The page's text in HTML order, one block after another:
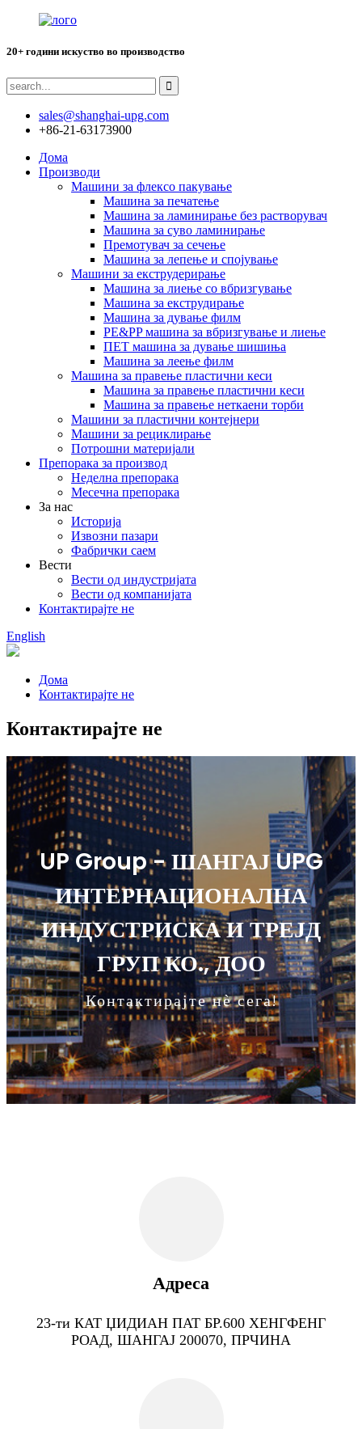
20+ години искуство во производство
sales@shanghai-upg.com
+86-21-63173900
Дома
Производи
Машини за флексо пакување
Машина за печатење
Машина за ламинирање без растворувач
Машина за суво ламинирање
Премотувач за сечење
Машина за лепење и спојување
Машини за екструдерирање
Машина за лиење со вбризгување
Машина за екструдирање
Машина за дување филм
PE&PP машина за вбризгување и лиење
ПЕТ машина за дување шишиња
Машина за леење филм
Машина за правење пластични кеси
Машина за правење пластични кеси
Машина за правење неткаени торби
Машини за пластични контејнери
Машини за рециклирање
Потрошни материјали
Препорака за производ
Неделна препорака
Месечна препорака
За нас
Историја
Извозни пазари
Фабрички саем
Вести
Вести од индустријата
Вести од компанијата
Контактирајте не
English
Дома
Контактирајте не
Контактирајте не
UP Group - ШАНГАЈ UPG
ИНТЕРНАЦИОНАЛНА
ИНДУСТРИСКА И ТРЕЈД
ГРУП КО., ДОО
Контактирајте нѐ сега!
Адреса
23-ти КАТ ЏИДИАН ПАТ БР.600 ХЕНГФЕНГ
РОАД, ШАНГАЈ 200070, ПРЧИНА